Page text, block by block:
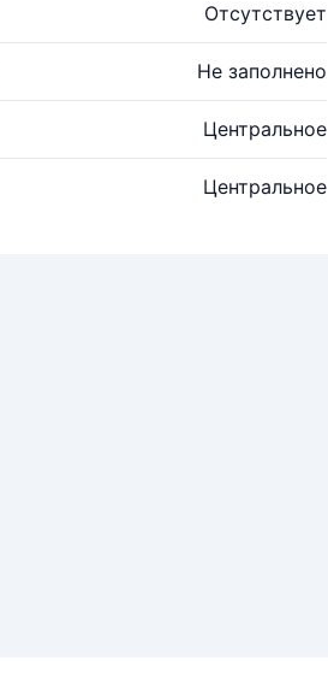
Отсутствует
Не заполнено
Центральное
Центральное